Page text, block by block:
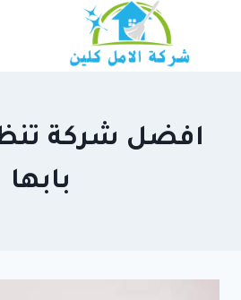
افضل شركة
بابها